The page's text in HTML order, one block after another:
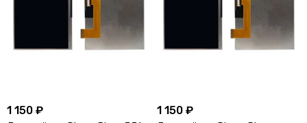
1 150 ₽ 1 150 ₽